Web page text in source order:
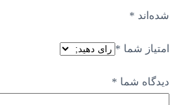
شده‌اند *
امتیاز شما *
دیدگاه شما *